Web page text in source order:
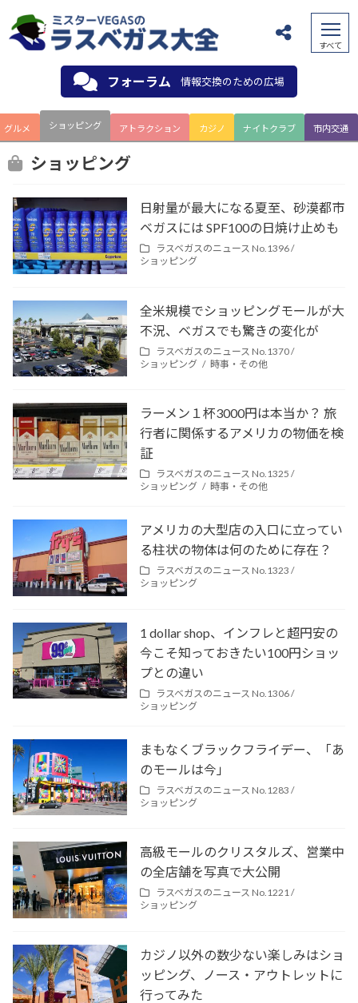
フォーラム 情報交換のための広場
グルメ ショッピング アトラクション カジノ ナイトクラブ 市内交通
ショッピング
日射量が最大になる夏至、砂漠都市
ベガスには SPF100の日焼け止めも
ラスベガスのニュース No.1396 /
ショッピング
全米規模でショッピングモールが大
不況、ベガスでも驚きの変化が
ラスベガスのニュース No.1370 /
ショッピング
時事・その他
ラーメン１杯3000円は本当か？ 旅
行者に関係するアメリカの物価を検
証
ラスベガスのニュース No.1325 /
ショッピング
時事・その他
アメリカの大型店の入口に立ってい
る柱状の物体は何のために存在？
ラスベガスのニュース No.1323 /
ショッピング
1 dollar shop、インフレと超円安の
今こそ知っておきたい100円ショッ
プとの違い
ラスベガスのニュース No.1306 /
ショッピング
まもなくブラックフライデー、「あ
のモールは今」
ラスベガスのニュース No.1283 /
ショッピング
高級モールのクリスタルズ、営業中
の全店舗を写真で大公開
ラスベガスのニュース No.1221 /
ショッピング
カジノ以外の数少ない楽しみはショ
ッピング、ノース・アウトレットに
行ってみた